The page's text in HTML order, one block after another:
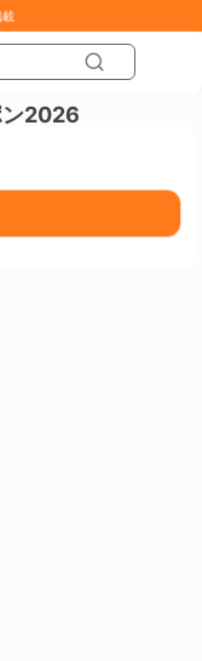
載
ン2026